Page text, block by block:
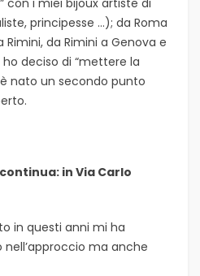
con i miei bijoux artiste di
principesse …); da Roma
Rimini, da Rimini a Genova e
deciso di “mettere la
nato un secondo punto
in Via Carlo
in questi anni mi ha
ma anche